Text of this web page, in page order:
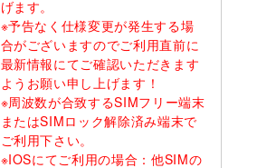
げます。
※予告なく仕様変更が発生する場
合がございますのでご利用直前に
最新情報にてご確認いただきます
ようお願い申し上げます！
※周波数が合致するSIMフリー端末
またはSIMロック解除済み端末で
ご利用下さい。
※IOSにてご利用の場合：他SIMの